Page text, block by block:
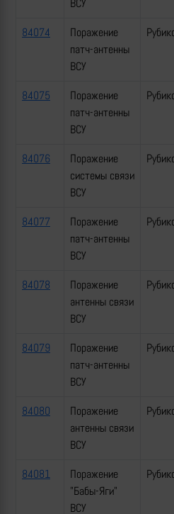
ВСУ
84074
Поражение
патч-антенны
ВСУ
84075
Поражение
патч-антенны
ВСУ
84076
Поражение
системы связи
ВСУ
84077
Поражение
патч-антенны
ВСУ
84078
Поражение
антенны связи
ВСУ
84079
Поражение
патч-антенны
ВСУ
84080
Поражение
антенны связи
ВСУ
84081
Поражение
"Бабы-Яги"
ВСУ